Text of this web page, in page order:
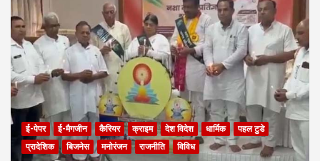
ई-पेपर ई-मैगजीन कैरियर क्राइम देश विदेश धार्मिक
पहल टुडे
प्रादेशिक
बिजनेस मनोरंजन राजनीति विविध